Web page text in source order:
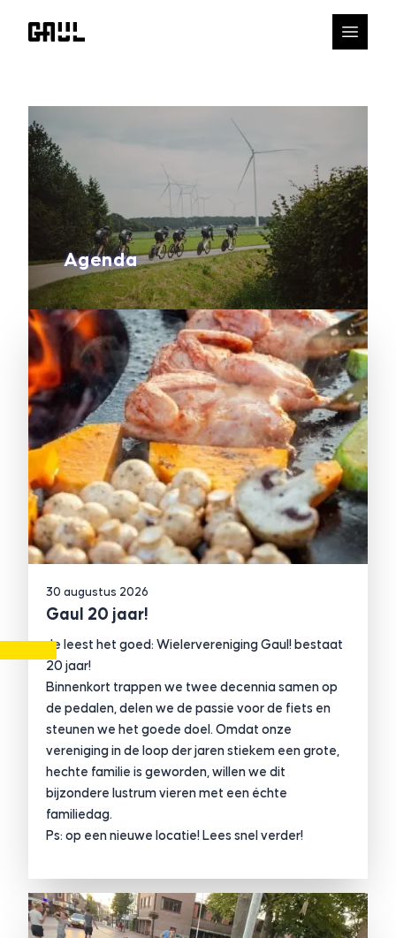
Agenda
30 augustus 2026
Gaul 20 jaar!
Je leest het goed: Wielervereniging Gaul! bestaat
20 jaar!
Binnenkort trappen we twee decennia samen op
de pedalen, delen we de passie voor de fiets en
steunen we het goede doel. Omdat onze
vereniging in de loop der jaren stiekem een grote,
hechte familie is geworden, willen we dit
bijzondere lustrum vieren met een échte
familiedag.
Ps: op een nieuwe locatie! Lees snel verder!